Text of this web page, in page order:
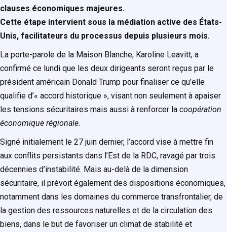
clauses économiques majeures.
Cette étape intervient sous la médiation active des États-
Unis, facilitateurs du processus depuis plusieurs mois.
La porte-parole de la Maison Blanche, Karoline Leavitt, a
confirmé ce lundi que les deux dirigeants seront reçus par le
président américain Donald Trump pour finaliser ce qu’elle
qualifie d’« accord historique », visant non seulement à apaiser
les tensions sécuritaires mais aussi à renforcer la coopération
économique régionale.
Signé initialement le 27 juin dernier, l’accord vise à mettre fin
aux conflits persistants dans l’Est de la RDC, ravagé par trois
décennies d’instabilité. Mais au-delà de la dimension
sécuritaire, il prévoit également des dispositions économiques,
notamment dans les domaines du commerce transfrontalier, de
la gestion des ressources naturelles et de la circulation des
biens, dans le but de favoriser un climat de stabilité et